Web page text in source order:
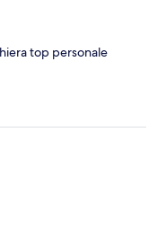
top personale